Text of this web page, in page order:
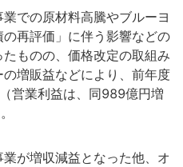
での原材料高騰やブルーヨ
再評価」に伴う影響などの
ものの、価格改定の取組み
増販益などにより、前年度
営業利益は、同989億円増
が増収減益となった他、オ